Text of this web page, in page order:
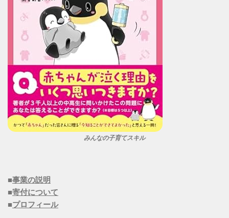
みんなの子育てスキル
■事業の説明
■寄付について
■プロフィール